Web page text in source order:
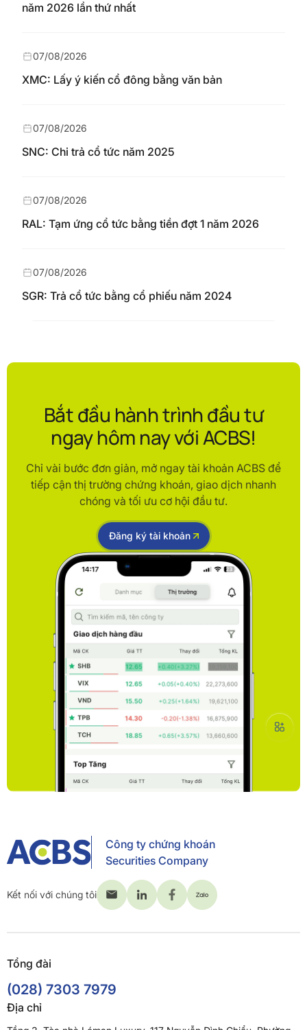
năm 2026 lần thứ nhất
XMC: Lấy ý kiến cổ đông bằng văn bản
07/08/2026
SNC: Chi trả cổ tức năm 2025
07/08/2026
RAL: Tạm ứng cổ tức bằng tiền đợt 1 năm 2026
07/08/2026
SGR: Trả cổ tức bằng cổ phiếu năm 2024
07/08/2026
Bắt đầu hành trình đầu tư
ngay hôm nay với ACBS!
Chỉ vài bước đơn giản, mở ngay tài khoản ACBS để
tiếp cận thị trường chứng khoán, giao dịch nhanh
chóng và tối ưu cơ hội đầu tư.
Đăng ký tài khoản
Công ty chứng khoán
Securities Company
Kết nối với chúng tôi
Tổng đài
(028) 7303 7979
Địa chỉ